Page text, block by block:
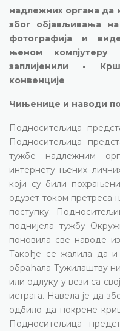
надлежних органа да
због објављивања
фотографија и
њеном
заплијенили •
конвенције
Чињенице и наводи
Подноситељица
Подноситељица
тужбе надлежним
интернету њених
који су били
одузет током претреса
поступку.
поднијела тужбу
поновила све наводе
Такође се жалила да
обраћала Тужилаштву
или одлуку у вези са
истрага. Навела је да
одбило да покрене
Подноситељица